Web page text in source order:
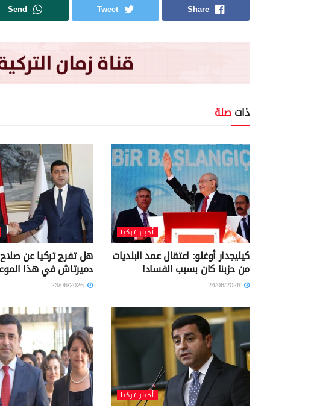
Share
Tweet
Send
ذات صلة
أخبار تركيا
كيليجدار أوغلو: اعتقال عمد البلديات
من حزبنا كان بسبب الفساد!
هل تفرج تركيا عن
دميرتاش في هذا
أخبار تركيا